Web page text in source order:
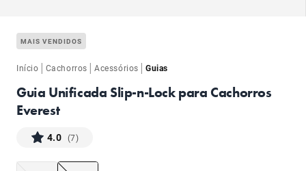
MAIS VENDIDOS
Início | Cachorros |Acessórios |Guias
Guia Unificada Slip-n-Lock para Cachorros
Everest
4.0 (7)